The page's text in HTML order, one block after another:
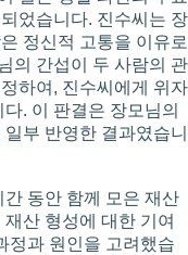
었습니다. 진수씨는 장
정신적 고통을 이유로
의 간섭이 두 사람의 관
하여, 진수씨에게 위자
. 이 판결은 장모님의
부 반영한 결과였습니
동안 함께 모은 재산
산 형성에 대한 기여
정과 원인을 고려했습